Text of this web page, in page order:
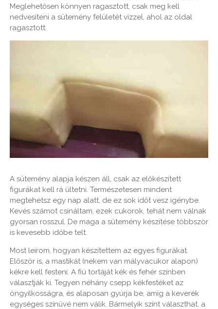
Meglehetősen könnyen ragasztott, csak meg kell
nedvesíteni a sütemény felületét vízzel, ahol az oldal
ragasztott.
A sütemény alapja készen áll, csak az előkészített
figurákat kell rá ültetni. Természetesen mindent
megtehetsz egy nap alatt, de ez sok időt vesz igénybe.
Kevés számot csináltam, ezek cukorok, tehát nem válnak
gyorsan rosszul. De maga a sütemény készítése többször
is kevesebb időbe telt.
Most leírom, hogyan készítettem az egyes figurákat.
Először is, a mastikát (nekem van mályvacukor alapon)
kékre kell festeni. A fiú tortáját kék és fehér színben
választják ki. Tegyen néhány csepp kékfestéket az
öngyilkosságra, és alaposan gyúrja be, amíg a keverék
egységes színűvé nem válik. Bármelyik színt választhat, a